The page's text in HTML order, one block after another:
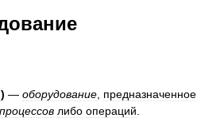
) — оборудование предназначенное
процессов либо операций